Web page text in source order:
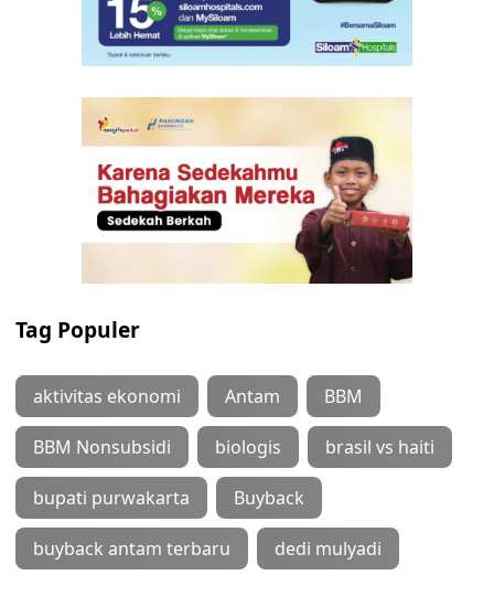
Tag Populer
aktivitas ekonomi Antam BBM
BBM Nonsubsidi biologis brasil vs haiti
bupati purwakarta Buyback
buyback antam terbaru dedi mulyadi